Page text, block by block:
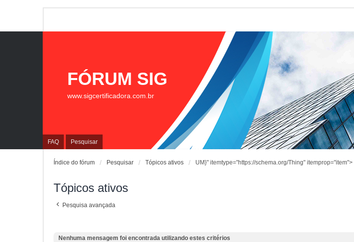
FAQ Pesquisar
FÓRUM SIG
www.sigcertificadora.com.br
Índice do fórum Pesquisar UM}" itemtype="https://schema.org/Thing" itemprop="item">
Tópicos ativos
Tópicos ativos
Pesquisa avançada
Nenhuma mensagem foi encontrada utilizando estes critérios